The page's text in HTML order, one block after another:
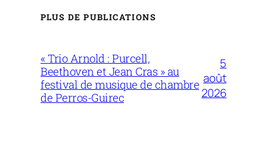
PLUS DE PUBLICATIONS
« Trio Arnold : Purcell,
Beethoven et Jean Cras » au
festival de musique de chambre
de Perros-Guirec
5
août
2026